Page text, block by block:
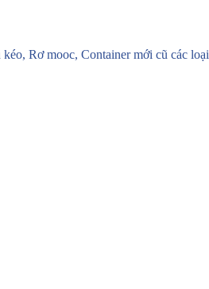
Rơ mooc, Container mới cũ các loại